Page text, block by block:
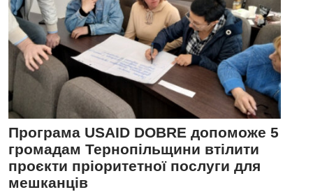
Програма USAID DOBRE допоможе 5
громадам Тернопільщини втілити
проєкти пріоритетної послуги для
мешканців